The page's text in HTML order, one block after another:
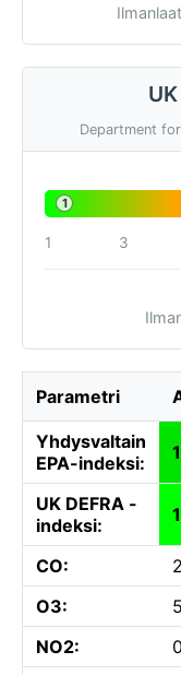
Department
1
1 3
Parametri
Yhdysvaltain
EPA-indeksi:
UK DEFRA -
indeksi:
CO:
O3:
NO2: